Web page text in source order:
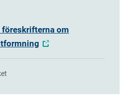
föreskrifterna om